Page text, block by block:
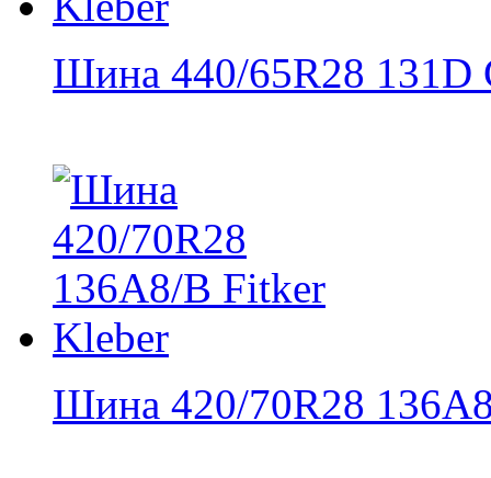
Шина 440/65R28 131D
Шина 420/70R28